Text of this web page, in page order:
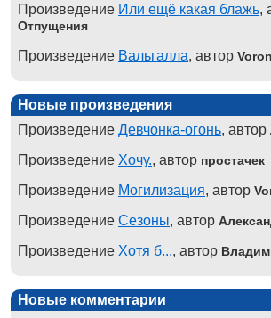
Произведение Или ещё какая блажь,
Отпущения
Произведение Вальгалла, автор
Новые произведения
Произведение Девчонка-огонь, автор
Произведение Хочу., автор простачек
Произведение Могилизация, автор
Произведение Сезоны, автор
Произведение Хотя б..., автор
Новые комментарии